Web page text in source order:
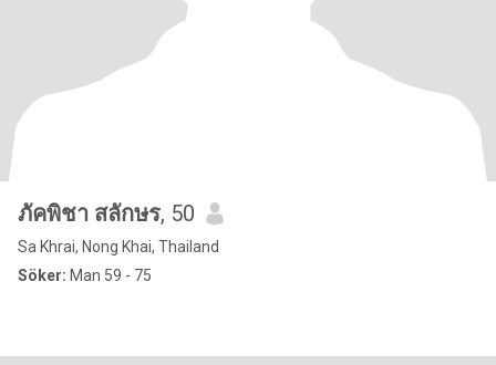
ภัคพิชา สลักษร, 50
Sa Khrai, Nong Khai, Thailand
Söker: Man 59 - 75